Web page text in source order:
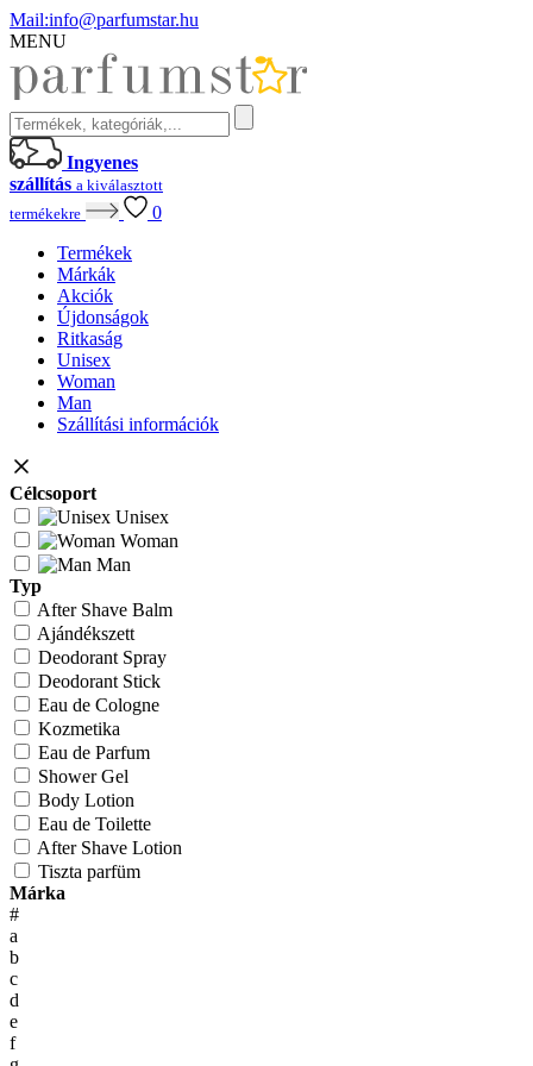
Mail:info@parfumstar.hu
MENU
Ingyenes
szállítás a kiválasztott
termékekre
0
Termékek
Márkák
Akciók
Újdonságok
Ritkaság
Unisex
Woman
Man
Szállítási információk
Célcsoport
Unisex
Woman
Man
Typ
After Shave Balm
Ajándékszett
Deodorant Spray
Deodorant Stick
Eau de Cologne
Kozmetika
Eau de Parfum
Shower Gel
Body Lotion
Eau de Toilette
After Shave Lotion
Tiszta parfüm
Márka
#
a
b
c
d
e
f